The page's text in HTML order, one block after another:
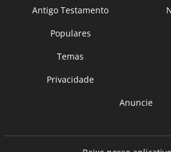
Antigo Testamento
Populares
Temas
Privacidade
Anuncie